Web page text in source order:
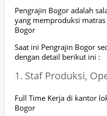
Pengrajin Bogor adalah
yang memproduksi
Bogor
Saat ini Pengrajin Bogor
dengan detail berikut ini :
1. Staf Produksi,
Full Time Kerja di kantor
Bogor